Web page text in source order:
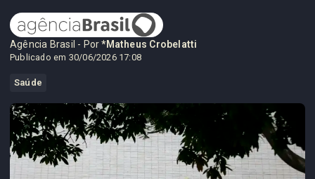
Agência Brasil - Por*Matheus Crobelatti
Publicado em 30/06/2026 17:08
Saúde